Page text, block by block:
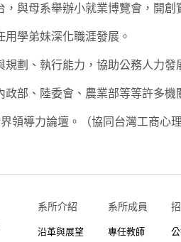
與母系舉辦小就業博覽會，開創
學弟妹深化職涯發展。
規劃、執行能力，協助公務人力
政部、陸委會、農業部等等許多
領導力論壇。（協同台灣工商心
系所介紹
沿革與展望
系所成員
專任教師